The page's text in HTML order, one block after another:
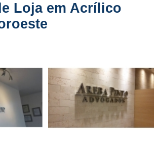
Loja em Acrílico